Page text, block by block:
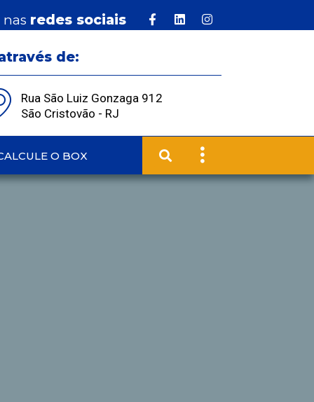
nas redes sociais
de:
Rua São Luiz Gonzaga 912
São Cristovão - RJ
O BOX